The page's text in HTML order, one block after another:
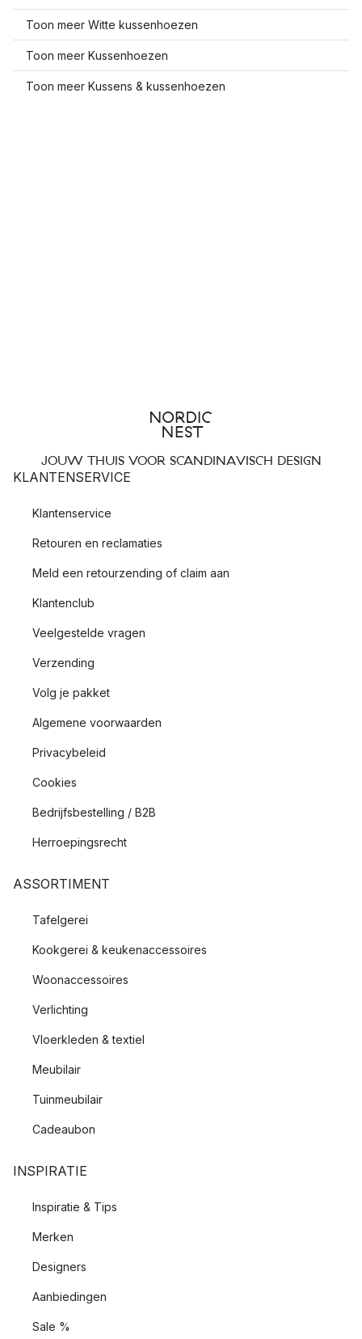
Toon meer Witte kussenhoezen
Toon meer Kussenhoezen
Toon meer Kussens & kussenhoezen
JOUW THUIS VOOR SCANDINAVISCH DESIGN
KLANTENSERVICE
Klantenservice
Retouren en reclamaties
Meld een retourzending of claim aan
Klantenclub
Veelgestelde vragen
Verzending
Volg je pakket
Algemene voorwaarden
Privacybeleid
Cookies
Bedrijfsbestelling / B2B
Herroepingsrecht
ASSORTIMENT
Tafelgerei
Kookgerei & keukenaccessoires
Woonaccessoires
Verlichting
Vloerkleden & textiel
Meubilair
Tuinmeubilair
Cadeaubon
INSPIRATIE
Inspiratie & Tips
Merken
Designers
Aanbiedingen
Sale %